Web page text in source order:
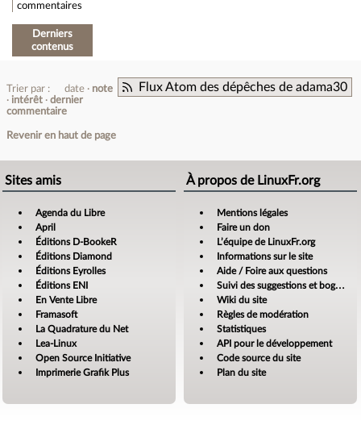
commentaires
Derniers
contenus
Flux Atom des dépêches de adama30
Trier par : date
note
intérêt
dernier
commentaire
Revenir en haut de page
Sites amis
Agenda du Libre
April
Éditions D-BookeR
Éditions Diamond
Éditions Eyrolles
Éditions ENI
En Vente Libre
Framasoft
La Quadrature du Net
Lea-Linux
Open Source Initiative
Imprimerie Grafik Plus
À propos de LinuxFr.org
Mentions légales
Faire un don
L’équipe de LinuxFr.org
Informations sur le site
Aide / Foire aux questions
Suivi des suggestions et bogues
Wiki du site
Règles de modération
Statistiques
API pour le développement
Code source du site
Plan du site